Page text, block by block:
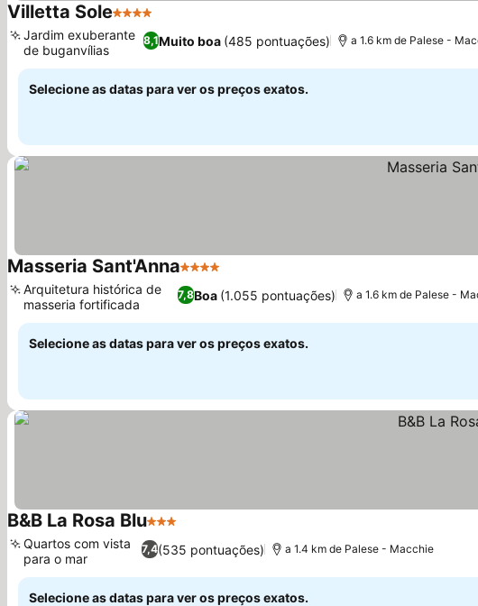
Villetta Sole4 Estrelas
8,1Muito boa (485 pontuações)
Jardim exuberante
de buganvílias
a 1.6 km de Palese -
Selecione as datas para ver os preços exatos.
Masseria Sant'Anna4 Estrelas
7,8Boa (1.055 pontuações)
Arquitetura histórica de
masseria fortificada
a 1.6 km de Palese -
Selecione as datas para ver os preços exatos.
B&B La Rosa Blu3 Estrelas
7,4(535 pontuações)
Quartos com vista
para o mar
a 1.4 km de Palese - Macchie
Selecione as datas para ver os preços exatos.